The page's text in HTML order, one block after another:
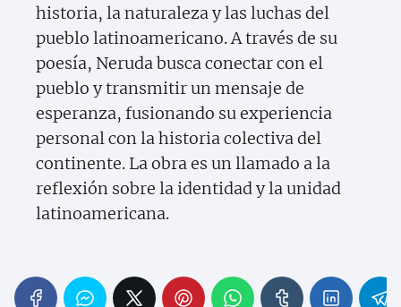
historia, la naturaleza y las luchas del
pueblo latinoamericano. A través de su
poesía, Neruda busca conectar con el
pueblo y transmitir un mensaje de
esperanza, fusionando su experiencia
personal con la historia colectiva del
continente. La obra es un llamado a la
reflexión sobre la identidad y la unidad
latinoamericana.